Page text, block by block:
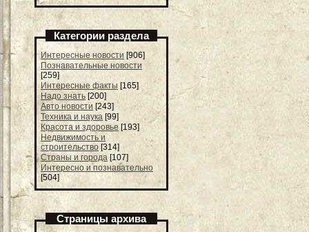
Категории раздела
Интересные новости [906]
Познавательные новости
[259]
Интересные факты [165]
Надо знать [200]
Авто новости [243]
Техника и наука [99]
Красота и здоровье [193]
Недвижимость и
строительство [314]
Страны и города [107]
Интересно и познавательно
[504]
Страницы архива